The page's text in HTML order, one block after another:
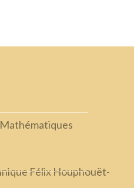
Félix Houphouët-